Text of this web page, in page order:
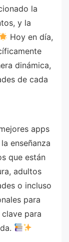
la
y la
Hoy en día,
dinámica,
de cada
apps
enseñanza
que están
adultos
o incluso
para
para